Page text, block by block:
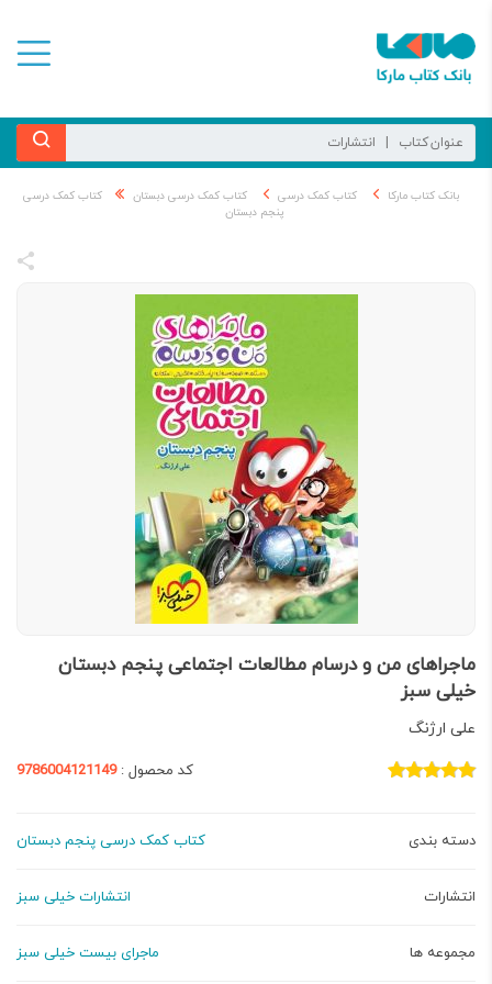
بانک کتاب مارکا کتاب کمک درسی کتاب کمک درسی دبستان
کتاب کمک درسی
پنجم دبستان
ماجراهای من و درسام مطالعات اجتماعی پنجم دبستان
خیلی سبز
علی ارژنگ
کد محصول :9786004121149
دسته بندی کتاب کمک درسی پنجم دبستان
انتشارات انتشارات خیلی سبز
مجموعه ها ماجرای بیست خیلی سبز